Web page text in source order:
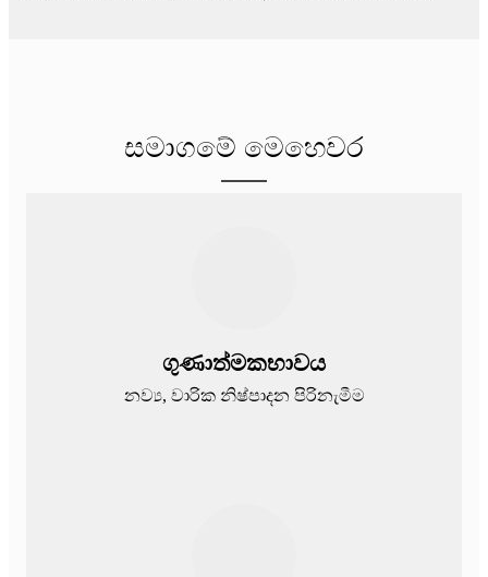
සමාගමේ මෙහෙවර
ගුණාත්මකභාවය
නව්‍ය, වාරික නිෂ්පාදන පිරිනැමීම